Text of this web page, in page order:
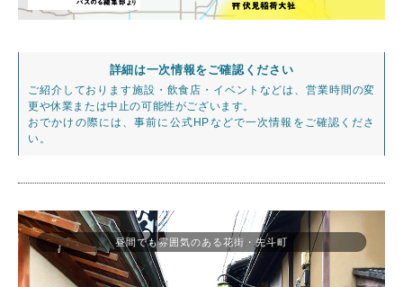
詳細は一次情報をご確認ください
ご紹介しております施設・飲食店・イベントなどは、営業時間の変
更や休業または中止の可能性がございます。
おでかけの際には、事前に公式HPなどで一次情報をご確認くださ
い。
昼間でも雰囲気のある花街・先斗町